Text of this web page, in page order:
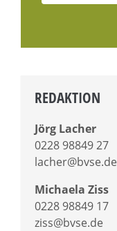
REDAKTION
Jörg Lacher
0228 98849 27
lacher@bvse.de
Michaela Ziss
0228 98849 17
ziss@bvse.de